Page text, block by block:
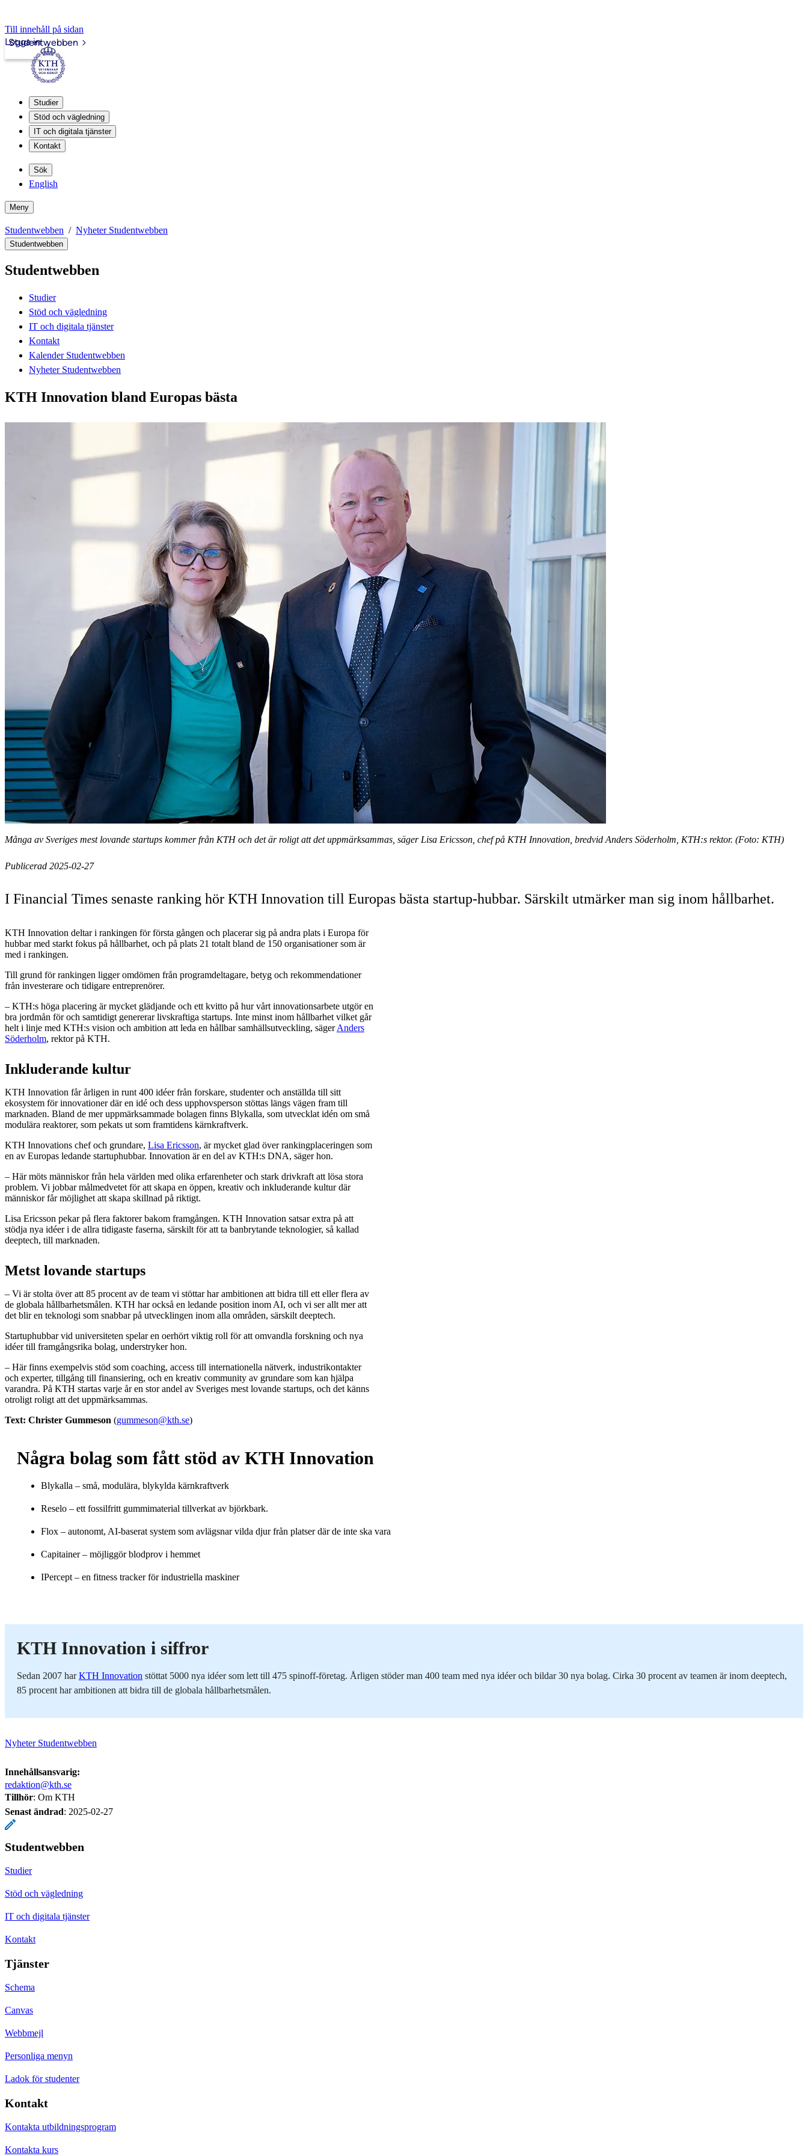
Till innehåll på sidan
Studentwebben
Logga in
Studier
Stöd och vägledning
IT och digitala tjänster
Kontakt
Sök
English
Meny
Studentwebben Nyheter Studentwebben
Studentwebben
Studentwebben
Studier
Stöd och vägledning
IT och digitala tjänster
Kontakt
Kalender Studentwebben
Nyheter Studentwebben
KTH Innovation bland Europas bästa
Många av Sveriges mest lovande startups kommer från KTH och det är roligt att det uppmärksammas, säger Lisa Ericsson, chef på KTH Innovation, bredvid Anders Söderholm, KTH:s rektor. (Foto: KTH)
Publicerad 2025-02-27
I Financial Times senaste ranking hör KTH Innovation till Europas bästa startup-hubbar. Särskilt utmärker man sig inom hållbarhet.
KTH Innovation deltar i rankingen för första gången och placerar sig på andra plats i Europa för
hubbar med starkt fokus på hållbarhet, och på plats 21 totalt bland de 150 organisationer som är
med i rankingen.
Till grund för rankingen ligger omdömen från programdeltagare, betyg och rekommendationer
från investerare och tidigare entreprenörer.
– KTH:s höga placering är mycket glädjande och ett kvitto på hur vårt innovationsarbete utgör en
bra jordmån för och samtidigt genererar livskraftiga startups. Inte minst inom hållbarhet vilket går
helt i linje med KTH:s vision och ambition att leda en hållbar samhällsutveckling, sägerAnders
Söderholm, rektor på KTH.
Inkluderande kultur
KTH Innovation får årligen in runt 400 idéer från forskare, studenter och anställda till sitt
ekosystem för innovationer där en idé och dess upphovsperson stöttas längs vägen fram till
marknaden. Bland de mer uppmärksammade bolagen finns Blykalla, som utvecklat idén om små
modulära reaktorer, som pekats ut som framtidens kärnkraftverk.
KTH Innovations chef och grundare, Lisa Ericsson, är mycket glad över rankingplaceringen som
en av Europas ledande startuphubbar. Innovation är en del av KTH:s DNA, säger hon.
– Här möts människor från hela världen med olika erfarenheter och stark drivkraft att lösa stora
problem. Vi jobbar målmedvetet för att skapa en öppen, kreativ och inkluderande kultur där
människor får möjlighet att skapa skillnad på riktigt.
Lisa Ericsson pekar på flera faktorer bakom framgången. KTH Innovation satsar extra på att
stödja nya idéer i de allra tidigaste faserna, särskilt för att ta banbrytande teknologier, så kallad
deeptech, till marknaden.
Metst lovande startups
– Vi är stolta över att 85 procent av de team vi stöttar har ambitionen att bidra till ett eller flera av
de globala hållbarhetsmålen. KTH har också en ledande position inom AI, och vi ser allt mer att
det blir en teknologi som snabbar på utvecklingen inom alla områden, särskilt deeptech.
Startuphubbar vid universiteten spelar en oerhört viktig roll för att omvandla forskning och nya
idéer till framgångsrika bolag, understryker hon.
– Här finns exempelvis stöd som coaching, access till internationella nätverk, industrikontakter
och experter, tillgång till finansiering, och en kreativ community av grundare som kan hjälpa
varandra. På KTH startas varje år en stor andel av Sveriges mest lovande startups, och det känns
otroligt roligt att det uppmärksammas.
Text: Christer Gummeson (gummeson@kth.se)
Några bolag som fått stöd av KTH Innovation
Blykalla – små, modulära, blykylda kärnkraftverk
Reselo – ett fossilfritt gummimaterial tillverkat av björkbark.
Flox – autonomt, AI-baserat system som avlägsnar vilda djur från platser där de inte ska vara
Capitainer – möjliggör blodprov i hemmet
IPercept – en fitness tracker för industriella maskiner
KTH Innovation i siffror
Sedan 2007 harKTH Innovation stöttat 5000 nya idéer som lett till 475 spinoff-företag. Årligen stöder man 400 team med nya idéer och bildar 30 nya bolag. Cirka 30 procent av teamen är inom deeptech,
85 procent har ambitionen att bidra till de globala hållbarhetsmålen.
Nyheter Studentwebben
Innehållsansvarig:
redaktion@kth.se
Tillhör: Om KTH
Senast ändrad: 2025-02-27
Studentwebben
Studier
Stöd och vägledning
IT och digitala tjänster
Kontakt
Tjänster
Schema
Canvas
Webbmejl
Personliga menyn
Ladok för studenter
Kontakt
Kontakta utbildningsprogram
Kontakta kurs